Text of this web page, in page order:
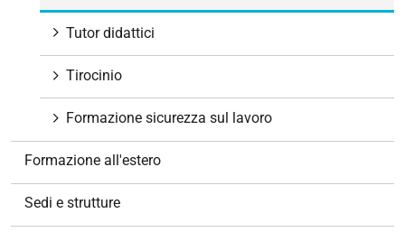
Tutor didattici
Tirocinio
Formazione sicurezza sul lavoro
Formazione all'estero
Sedi e strutture